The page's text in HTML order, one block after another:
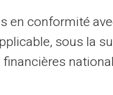
bancaires,
différents types
en conformité
sous la